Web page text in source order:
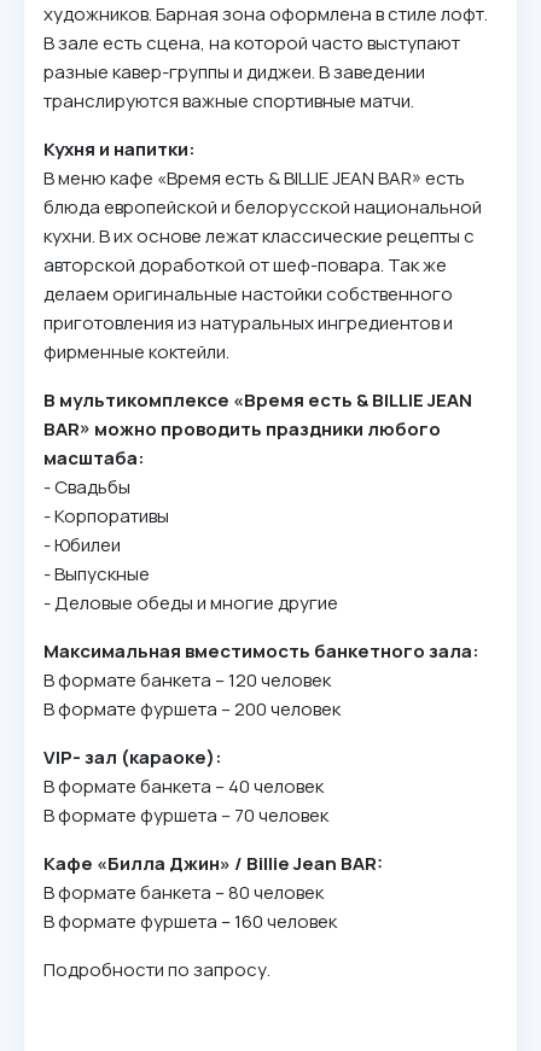
художников. Барная зона оформлена в стиле лофт.
В зале есть сцена, на которой часто выступают
разные кавер-группы и диджеи. В заведении
транслируются важные спортивные матчи.
Кухня и напитки:
В меню кафе «Время есть & BILLIE JEAN BAR» есть
блюда европейской и белорусской национальной
кухни. В их основе лежат классические рецепты с
авторской доработкой от шеф-повара. Так же
делаем оригинальные настойки собственного
приготовления из натуральных ингредиентов и
фирменные коктейли.
В мультикомплексе «Время есть & BILLIE JEAN
BAR» можно проводить праздники любого
масштаба:
- Свадьбы
- Корпоративы
- Юбилеи
- Выпускные
- Деловые обеды и многие другие
Максимальная вместимость банкетного зала:
В формате банкета – 120 человек
В формате фуршета – 200 человек
VIP- зал (караоке):
В формате банкета – 40 человек
В формате фуршета – 70 человек
Кафе «Билла Джин» / Billie Jean BAR:
В формате банкета – 80 человек
В формате фуршета – 160 человек
Подробности по запросу.